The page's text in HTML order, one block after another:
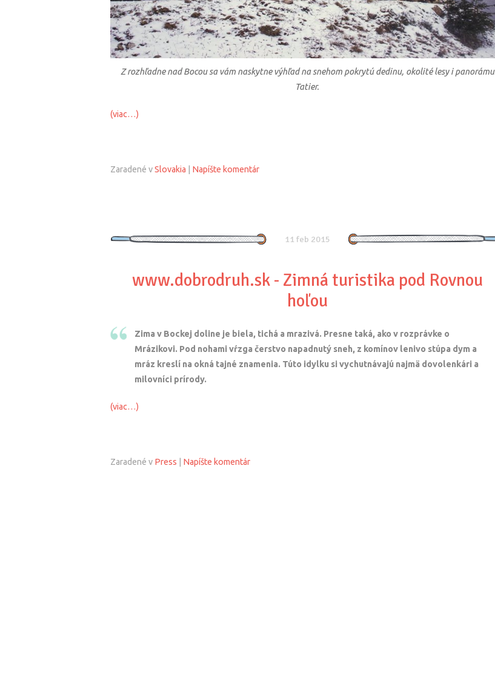
Z rozhľadne nad Bocou sa vám naskytne výhľad na snehom pokrytú dedinu, okolité lesy i panorámu
Tatier.
(viac…)
Zaradené vSlovakia Napíšte komentár
11 feb 2015
www.dobrodruh.sk - Zimná turistika pod Rovnou
hoľou
Zima v Bockej doline je biela, tichá a mrazivá. Presne taká, ako v rozprávke o
Mrázikovi. Pod nohami vŕzga čerstvo napadnutý sneh, z komínov lenivo stúpa dym a
mráz kreslí na okná tajné znamenia. Túto idylku si vychutnávajú najmä dovolenkári a
milovníci prírody.
(viac…)
Zaradené v Press Napíšte komentár